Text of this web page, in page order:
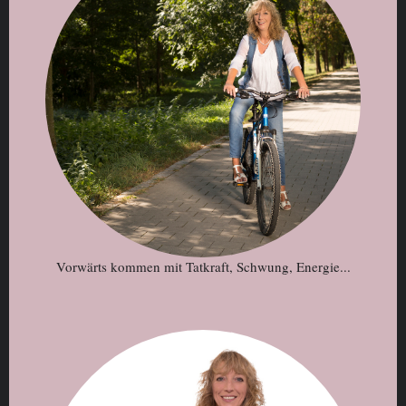
Vorwärts kommen mit Tatkraft, Schwung, Energie...